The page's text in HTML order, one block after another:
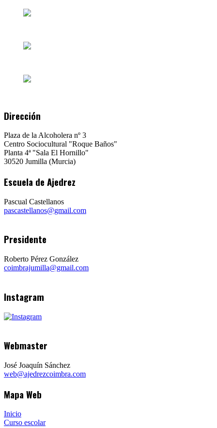
Dirección
Plaza de la Alcoholera nº 3
Centro Sociocultural "Roque Baños"
Planta 4ª "Sala El Hornillo"
30520 Jumilla (Murcia)
Escuela de Ajedrez
Pascual Castellanos
pascastellanos@gmail.com
Presidente
Roberto Pérez González
coimbrajumilla@gmail.com
Instagram
Webmaster
José Joaquín Sánchez
web@ajedrezcoimbra.com
Mapa Web
Inicio
Curso escolar